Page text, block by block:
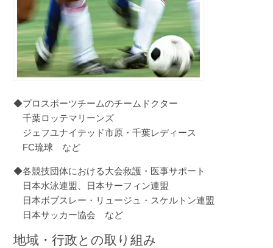
◆プロスポーツチームのチームドクター
千葉ロッテマリーンズ
ジェフユナイテッド市原・千葉レディース
FC琉球 など
◆各競技団体における大会救護・医事サポート
日本水泳連盟、日本サーフィン連盟
日本ボブスレー・リュージュ・スケルトン連盟
日本サッカー協会 など
地域・行政との取り組み